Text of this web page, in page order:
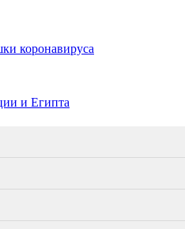
коронавируса
и Египта